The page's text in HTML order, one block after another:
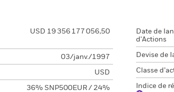
USD 19 356 177 056,50
03/janv./1997
USD
36% SNP500EUR / 24%
Date de
d'Actions
Devise de
Classe
Indice de